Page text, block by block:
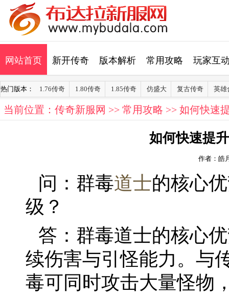
网站首页 新开传奇 版本解析 常用攻略 玩家互
热门版本： 1.76传奇 1.80传奇 1.85传奇 仿盛大 复古传奇 英雄
当前位置： 传奇新服网 >> 常用攻略 >> 如何快速
如何快速提
作者：皓
问：群毒道士的核心
级？
答：群毒道士的核心
续伤害与引怪能力。与
毒可同时攻击大量怪物